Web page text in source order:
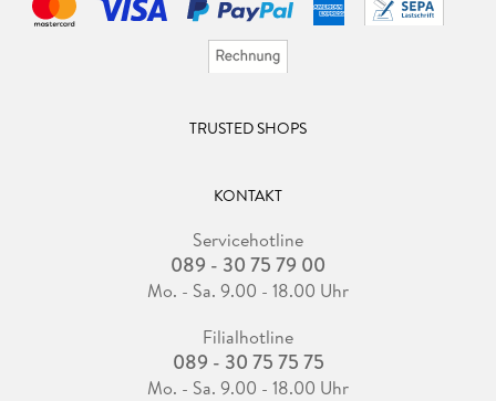
TRUSTED SHOPS
KONTAKT
Servicehotline
089 - 30 75 79 00
Mo. - Sa. 9.00 - 18.00 Uhr
Filialhotline
089 - 30 75 75 75
Mo. - Sa. 9.00 - 18.00 Uhr